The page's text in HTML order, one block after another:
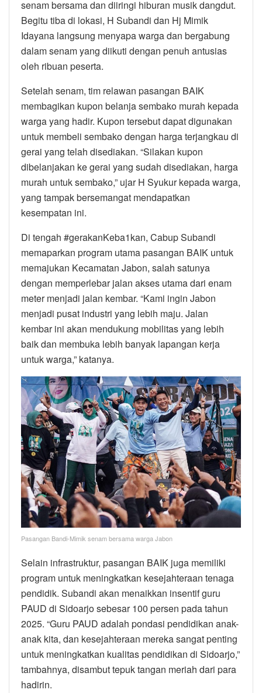
senam bersama dan diiringi hiburan musik dangdut.
Begitu tiba di lokasi, H Subandi dan Hj Mimik
Idayana langsung menyapa warga dan bergabung
dalam senam yang diikuti dengan penuh antusias
oleh ribuan peserta.
Setelah senam, tim relawan pasangan BAIK
membagikan kupon belanja sembako murah kepada
warga yang hadir. Kupon tersebut dapat digunakan
untuk membeli sembako dengan harga terjangkau di
gerai yang telah disediakan. “Silakan kupon
dibelanjakan ke gerai yang sudah disediakan, harga
murah untuk sembako,” ujar H Syukur kepada warga,
yang tampak bersemangat mendapatkan
kesempatan ini.
Di tengah #gerakanKeba1kan, Cabup Subandi
memaparkan program utama pasangan BAIK untuk
memajukan Kecamatan Jabon, salah satunya
dengan memperlebar jalan akses utama dari enam
meter menjadi jalan kembar. “Kami ingin Jabon
menjadi pusat industri yang lebih maju. Jalan
kembar ini akan mendukung mobilitas yang lebih
baik dan membuka lebih banyak lapangan kerja
untuk warga,” katanya.
Pasangan Bandi-Mimik senam bersama warga Jabon
Selain infrastruktur, pasangan BAIK juga memiliki
program untuk meningkatkan kesejahteraan tenaga
pendidik. Subandi akan menaikkan insentif guru
PAUD di Sidoarjo sebesar 100 persen pada tahun
2025. “Guru PAUD adalah pondasi pendidikan anak-
anak kita, dan kesejahteraan mereka sangat penting
untuk meningkatkan kualitas pendidikan di Sidoarjo,”
tambahnya, disambut tepuk tangan meriah dari para
hadirin.